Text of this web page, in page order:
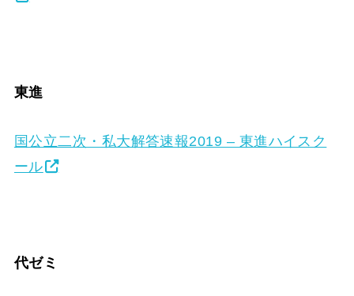
東進
国公立二次・私大解答速報2019 – 東進ハイスク
ール
代ゼミ